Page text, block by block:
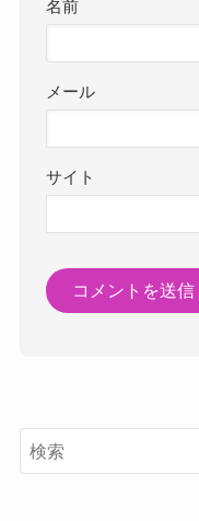
名前
メール
サイト